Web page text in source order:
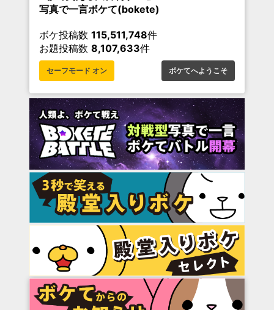
写真で一言ボケて(bokete)
ボケ投稿数 115,511,748件
お題投稿数 8,107,633件
セーフモード オン ボケてへようこそ